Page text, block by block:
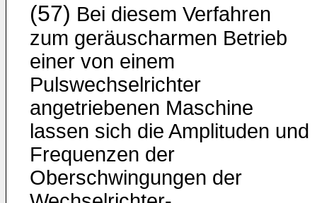
(57) Bei diesem Verfahren
zum geräuscharmen Betrieb
einer von einem
Pulswechselrichter
angetriebenen Maschine
lassen sich die Amplituden und
Frequenzen der
Oberschwingungen der